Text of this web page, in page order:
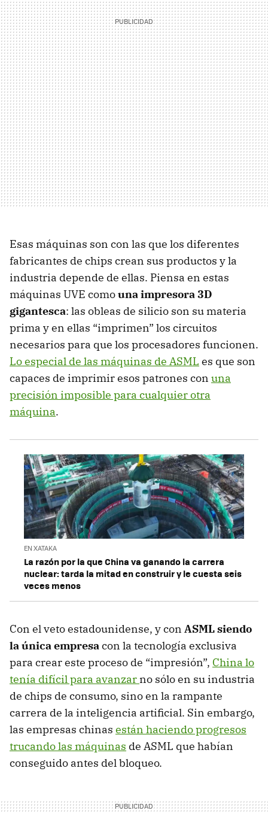
Esas máquinas son con las que los diferentes
fabricantes de chips crean sus productos y la
industria depende de ellas. Piensa en estas
máquinas UVE comouna impresora 3D
gigantesca: las obleas de silicio son su materia
prima y en ellas “imprimen” los circuitos
necesarios para que los procesadores funcionen.
Lo especial de las máquinas de ASML es que son
capaces de imprimir esos patrones con una
precisión imposible para cualquier otra
máquina.
EN XATAKA
La razón por la que China va ganando la carrera
nuclear: tarda la mitad en construir y le cuesta seis
veces menos
Con el veto estadounidense, y con ASML siendo
la única empresacon la tecnología exclusiva
para crear este proceso de “impresión”, China lo
tenía difícil para avanzar no sólo en su industria
de chips de consumo, sino en la rampante
carrera de la inteligencia artificial. Sin embargo,
las empresas chinas están haciendo progresos
trucando las máquinas de ASML que habían
conseguido antes del bloqueo.